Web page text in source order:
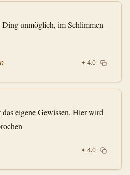
unmöglich, im Schlimmen
✦ 4.0
das eigene Gewissen. Hier wird
✦ 4.0